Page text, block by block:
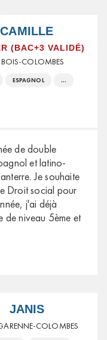
CAMILLE
(BAC+3 VALIDÉ)
BOIS-COLOMBES
ESPAGNOL ...
de double
et latino-
Je souhaite
Droit social pour
j'ai déjà
de niveau 5ème et
JANIS
COLOMBES